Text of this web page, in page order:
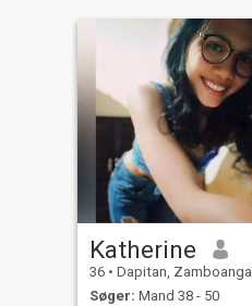
Katherine
36 • Dapitan, Zamboanga del Norte, Filippinerne
Søger: Mand 38 - 50